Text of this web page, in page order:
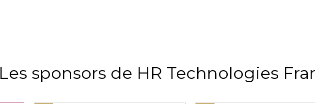
Les sponsors de HR Technologies